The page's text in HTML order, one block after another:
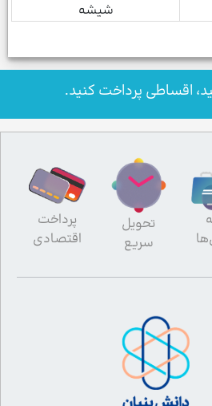
شیشه
اقساطی پرداخت کنید.
تحویل
سریع
پرداخت
اقتصادی